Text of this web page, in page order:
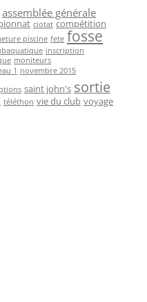
assemblée générale
ciotat compétition
piscine fete fosse
inscription
moniteurs
1 novembre 2015
saint john's sortie
téléthon vie du club voyage